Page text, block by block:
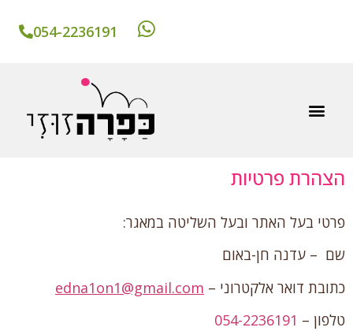
054-2236191
הצהרת פרטיות
פרטי בעל האתר ובעל השליטה במאגר:
שם – עדנה חן-באום
כתובת דואר אלקטרוני – edna1on1@gmail.com
טלפון – 054-2236191